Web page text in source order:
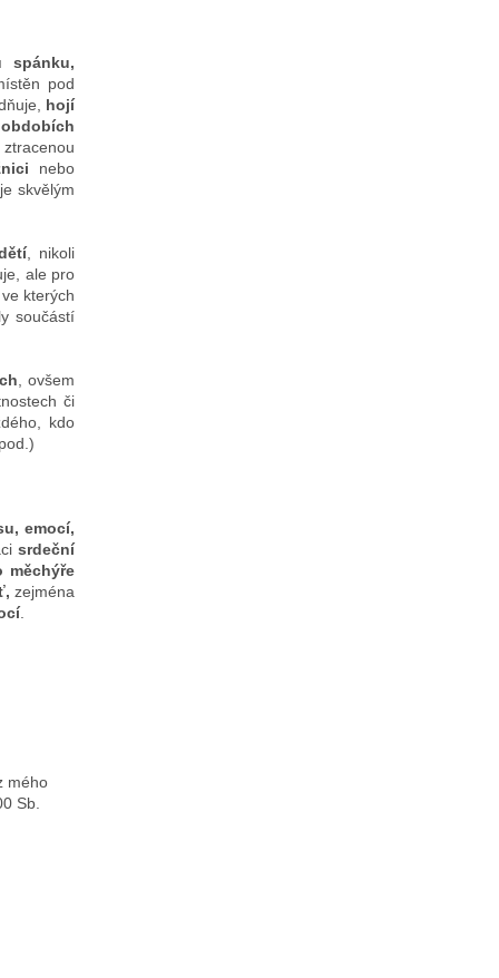
spánku,
pod
hojí
nebo
skvělým
, nikoli
ale pro
kterých
součástí
, ovšem
či
kdo
emocí,
srdeční
měchýře
zejména
.
mého
Sb.